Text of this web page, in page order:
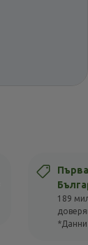
189
*Данни